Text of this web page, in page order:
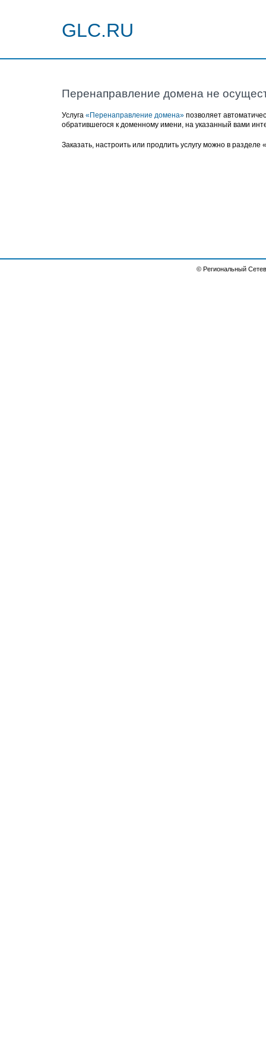
GLC.RU
Перенаправление домена не
Услуга «Перенаправление домена» позволяет
обратившегося к доменному имени, на указанный вами
Заказать, настроить или продлить услугу можно в разделе
© Региональный